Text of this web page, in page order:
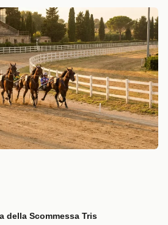
della Scommessa Tris